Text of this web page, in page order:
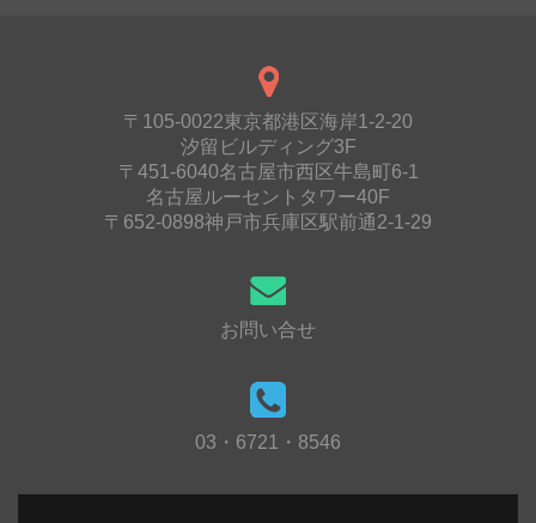
〒105-0022東京都港区海岸1-2-20
汐留ビルディング3F
〒451-6040名古屋市西区牛島町6-1
名古屋ルーセントタワー40F
〒652-0898神戸市兵庫区駅前通2-1-29
お問い合せ
03・6721・8546